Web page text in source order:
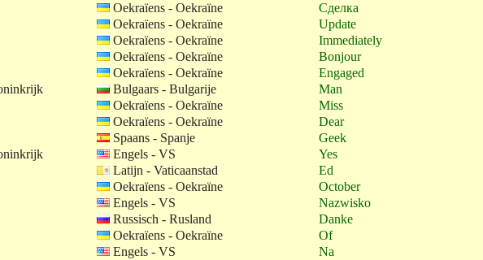
Oekraïens - Oekraïne Сделка
Oekraïens - Oekraïne Update
Oekraïens - Oekraïne Immediately
Oekraïens - Oekraïne Bonjour
Oekraïens - Oekraïne Engaged
Bulgaars - Bulgarije Man
Oekraïens - Oekraïne Miss
Oekraïens - Oekraïne Dear
Spaans - Spanje Geek
Engels - VS Yes
Latijn - Vaticaanstad Ed
Oekraïens - Oekraïne October
Engels - VS Nazwisko
Russisch - Rusland Danke
Oekraïens - Oekraïne Of
Engels - VS Na